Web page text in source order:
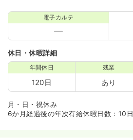
電子カルテ
休日・休暇詳細
年間休日
120日
残業
あり
月・日・祝休み
6か月経過後の年次有給休暇日数：10日